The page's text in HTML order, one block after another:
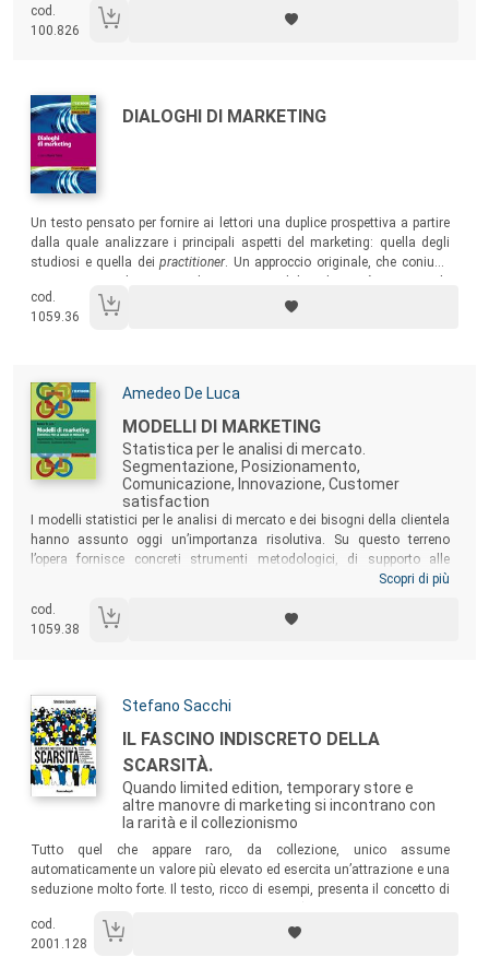
stanno facendo per riuscire a prosperare in un’economia mondiale a
basso tasso di crescita.
cod.
100.826
Autori:
Titolo:
DIALOGHI DI MARKETING
Un testo pensato per fornire ai lettori una duplice prospettiva a partire
dalla quale analizzare i principali aspetti del marketing: quella degli
studiosi e quella deipractitioner. Un approccio originale, che coniuga
sia agli studenti che a imprenditori e marketing manager.
cod.
1059.36
Autori:
Amedeo De Luca
Titolo:
MODELLI DI MARKETING
Statistica per le analisi di mercato.
Segmentazione, Posizionamento,
Comunicazione, Innovazione, Customer
satisfaction
Sommario:
I modelli statistici per le analisi di mercato e dei bisogni della clientela
hanno assunto oggi un’importanza risolutiva. Su questo terreno
l’opera fornisce concreti strumenti metodologici, di supporto alle
decisioni aziendali e alle strategie di marketing dell’impresa. Un testo
Comunicazione, i Master in Data Science, i Data scientist e gli analisti
di Data mining, i professionisti di ricerche di mercato, i Crm e BI
Scopri di più
cod.
1059.38
Autori:
Stefano Sacchi
Titolo:
IL FASCINO INDISCRETO DELLA
SCARSITÀ.
Quando limited edition, temporary store e
altre manovre di marketing si incontrano con
la rarità e il collezionismo
Tutto quel che appare raro, da collezione, unico assume
automaticamente un valore più elevato ed esercita un’attrazione e una
seduzione molto forte. Il testo, ricco di esempi, presenta il concetto di
riedizioni, ecc.) e differenti discipline (dall’economia, al marketing
passando soprattutto per la psicologia).
cod.
2001.128